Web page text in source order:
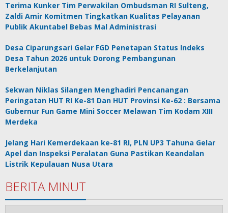
Terima Kunker Tim Perwakilan Ombudsman RI Sulteng,
Zaldi Amir Komitmen Tingkatkan Kualitas Pelayanan
Publik Akuntabel Bebas Mal Administrasi
Desa Ciparungsari Gelar FGD Penetapan Status Indeks
Desa Tahun 2026 untuk Dorong Pembangunan
Berkelanjutan
Sekwan Niklas Silangen Menghadiri Pencanangan
Peringatan HUT RI Ke-81 Dan HUT Provinsi Ke-62 : Bersama
Gubernur Fun Game Mini Soccer Melawan Tim Kodam XIII
Merdeka
Jelang Hari Kemerdekaan ke-81 RI, PLN UP3 Tahuna Gelar
Apel dan Inspeksi Peralatan Guna Pastikan Keandalan
Listrik Kepulauan Nusa Utara
BERITA MINUT